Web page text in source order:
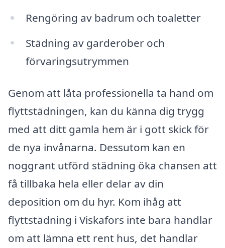
Rengöring av badrum och toaletter
Städning av garderober och
förvaringsutrymmen
Genom att låta professionella ta hand om
flyttstädningen, kan du känna dig trygg
med att ditt gamla hem är i gott skick för
de nya invånarna. Dessutom kan en
noggrant utförd städning öka chansen att
få tillbaka hela eller delar av din
deposition om du hyr. Kom ihåg att
flyttstädning i Viskafors inte bara handlar
om att lämna ett rent hus, det handlar